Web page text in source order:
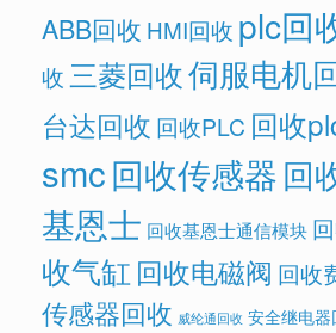
ABB回收 HMI回收 plc回
收三菱回收伺服电机
台达回收 回收PLC 回收
smc回收传感器回
基恩士 回收基恩士通信模块
收气缸 回收电磁阀 回收
传感器回收 威纶通回收 安全继电器